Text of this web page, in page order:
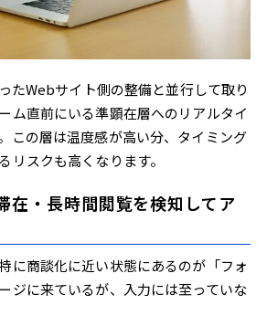
たWebサイト側の整備と並行して取り
ム直前にいる準顕在層へのリアルタイ
この層は温度感が高い分、タイミング
リスクも高くなります。
在・長時間閲覧を検知してア
に商談化に近い状態にあるのが「フォ
ジに来ているが、入力には至っていな